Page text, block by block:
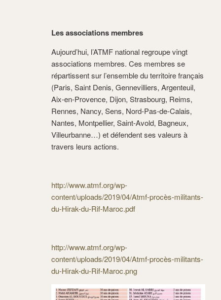
Les associations membres
Aujourd’hui, l’ATMF national regroupe vingt
associations membres. Ces membres se
répartissent sur l’ensemble du territoire français
(Paris, Saint Denis, Gennevilliers, Argenteuil,
Aix-en-Provence, Dijon, Strasbourg, Reims,
Rennes, Nancy, Sens, Nord-Pas-de-Calais,
Nantes, Montpellier, Saint-Avold, Bagneux,
Villeurbanne…) et défendent ses valeurs à
travers leurs actions.
http://www.atmf.org/wp-
content/uploads/2019/04/Atmf-procès-militants-
du-Hirak-du-Rif-Maroc.pdf
http://www.atmf.org/wp-
content/uploads/2019/04/Atmf-procès-militants-
du-Hirak-du-Rif-Maroc.png